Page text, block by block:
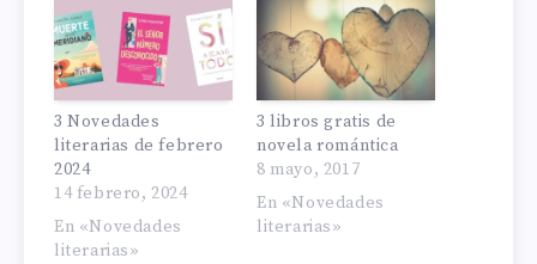
3 Novedades
literarias de febrero
2024
14 febrero, 2024
En «Novedades
literarias»
3 libros gratis de
novela romántica
8 mayo, 2017
En «Novedades
literarias»